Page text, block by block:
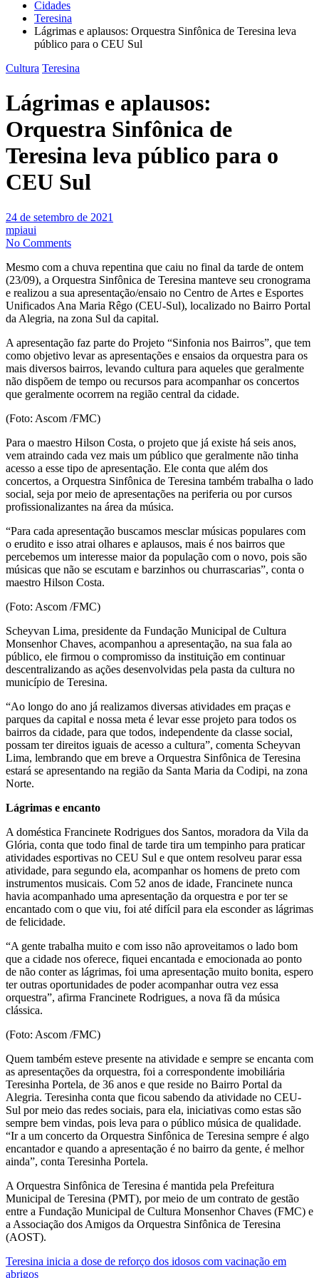
Cidades
Teresina
Lágrimas e aplausos: Orquestra Sinfônica de Teresina leva
público para o CEU Sul
Cultura Teresina
Lágrimas e aplausos:
Orquestra Sinfônica de
Teresina leva público para o
CEU Sul
24 de setembro de 2021
mpiaui
No Comments
Mesmo com a chuva repentina que caiu no final da tarde de ontem
(23/09), a Orquestra Sinfônica de Teresina manteve seu cronograma
e realizou a sua apresentação/ensaio no Centro de Artes e Esportes
Unificados Ana Maria Rêgo (CEU-Sul), localizado no Bairro Portal
da Alegria, na zona Sul da capital.
A apresentação faz parte do Projeto “Sinfonia nos Bairros”, que tem
como objetivo levar as apresentações e ensaios da orquestra para os
mais diversos bairros, levando cultura para aqueles que geralmente
não dispõem de tempo ou recursos para acompanhar os concertos
que geralmente ocorrem na região central da cidade.
(Foto: Ascom /FMC)
Para o maestro Hilson Costa, o projeto que já existe há seis anos,
vem atraindo cada vez mais um público que geralmente não tinha
acesso a esse tipo de apresentação. Ele conta que além dos
concertos, a Orquestra Sinfônica de Teresina também trabalha o lado
social, seja por meio de apresentações na periferia ou por cursos
profissionalizantes na área da música.
“Para cada apresentação buscamos mesclar músicas populares com
o erudito e isso atrai olhares e aplausos, mais é nos bairros que
percebemos um interesse maior da população com o novo, pois são
músicas que não se escutam e barzinhos ou churrascarias”, conta o
maestro Hilson Costa.
(Foto: Ascom /FMC)
Scheyvan Lima, presidente da Fundação Municipal de Cultura
Monsenhor Chaves, acompanhou a apresentação, na sua fala ao
público, ele firmou o compromisso da instituição em continuar
descentralizando as ações desenvolvidas pela pasta da cultura no
município de Teresina.
“Ao longo do ano já realizamos diversas atividades em praças e
parques da capital e nossa meta é levar esse projeto para todos os
bairros da cidade, para que todos, independente da classe social,
possam ter direitos iguais de acesso a cultura”, comenta Scheyvan
Lima, lembrando que em breve a Orquestra Sinfônica de Teresina
estará se apresentando na região da Santa Maria da Codipi, na zona
Norte.
Lágrimas e encanto
A doméstica Francinete Rodrigues dos Santos, moradora da Vila da
Glória, conta que todo final de tarde tira um tempinho para praticar
atividades esportivas no CEU Sul e que ontem resolveu parar essa
atividade, para segundo ela, acompanhar os homens de preto com
instrumentos musicais. Com 52 anos de idade, Francinete nunca
havia acompanhado uma apresentação da orquestra e por ter se
encantado com o que viu, foi até difícil para ela esconder as lágrimas
de felicidade.
“A gente trabalha muito e com isso não aproveitamos o lado bom
que a cidade nos oferece, fiquei encantada e emocionada ao ponto
de não conter as lágrimas, foi uma apresentação muito bonita, espero
ter outras oportunidades de poder acompanhar outra vez essa
orquestra”, afirma Francinete Rodrigues, a nova fã da música
clássica.
(Foto: Ascom /FMC)
Quem também esteve presente na atividade e sempre se encanta com
as apresentações da orquestra, foi a correspondente imobiliária
Teresinha Portela, de 36 anos e que reside no Bairro Portal da
Alegria. Teresinha conta que ficou sabendo da atividade no CEU-
Sul por meio das redes sociais, para ela, iniciativas como estas são
sempre bem vindas, pois leva para o público música de qualidade.
“Ir a um concerto da Orquestra Sinfônica de Teresina sempre é algo
encantador e quando a apresentação é no bairro da gente, é melhor
ainda”, conta Teresinha Portela.
A Orquestra Sinfônica de Teresina é mantida pela Prefeitura
Municipal de Teresina (PMT), por meio de um contrato de gestão
entre a Fundação Municipal de Cultura Monsenhor Chaves (FMC) e
a Associação dos Amigos da Orquestra Sinfônica de Teresina
(AOST).
Navegação
Teresina inicia a dose de reforço dos idosos com vacinação em
abrigos